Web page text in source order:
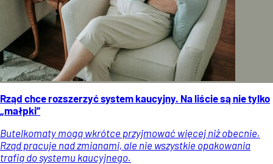
Rząd chce rozszerzyć system kaucyjny. Na liście są nie tylko
„małpki”
Butelkomaty mogą wkrótce przyjmować więcej niż obecnie.
Rząd pracuje nad zmianami, ale nie wszystkie opakowania
trafią do systemu kaucyjnego.